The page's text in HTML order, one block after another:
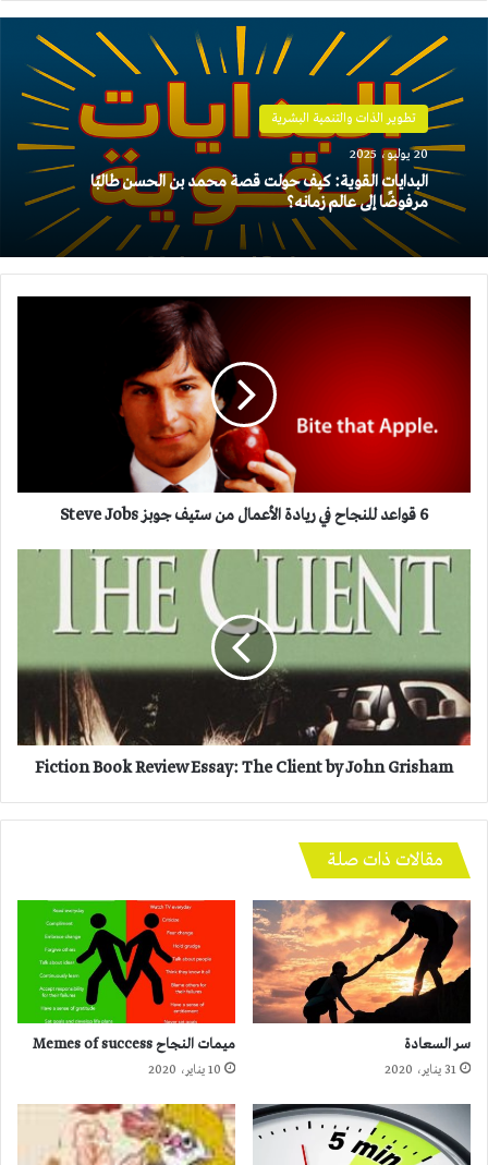
تطوير الذات والتنمية البشرية
20 يوليو، 2025
البدايات القوية: كيف حولت قصة محمد بن الحسن طالبًا
مرفوضًا إلى عالم زمانه؟
جوبز
6 قواعد للنجاح في ريادة الأعمال من ستيف جوبز Steve Jobs
Fiction
Essay:
Client
by
John
Grisham
Fiction Book Review Essay: The Client by John Grisham
مقالات ذات صلة
سر السعادة
31 يناير، 2020
ميمات النجاح Memes of success
10 يناير، 2020